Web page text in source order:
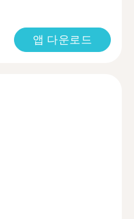
앱 다운로드